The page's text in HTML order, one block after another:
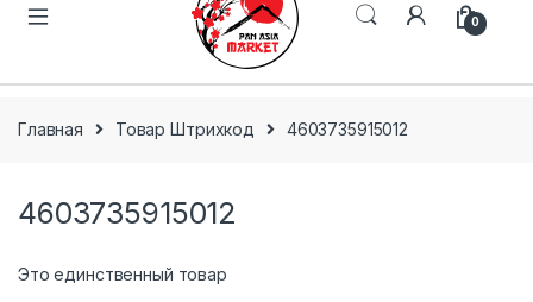
0
Главная Товар Штрихкод 4603735915012
4603735915012
Это единственный товар